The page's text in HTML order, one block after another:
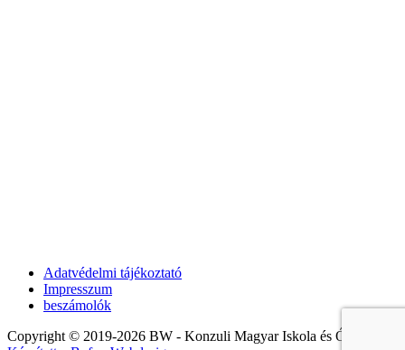
Adatvédelmi tájékoztató
Impresszum
beszámolók
Copyright © 2019-2026 BW - Konzuli Magyar Iskola és Óvoda. |